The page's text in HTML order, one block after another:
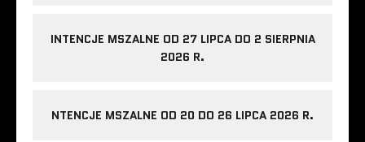
INTENCJE MSZALNE OD 27 LIPCA DO 2 SIERPNIA
2026 R.
NTENCJE MSZALNE OD 20 DO 26 LIPCA 2026 R.